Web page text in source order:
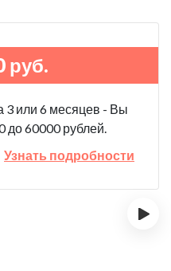
руб.
3 или 6 месяцев - Вы
до 60000 рублей.
Узнать подробности
›